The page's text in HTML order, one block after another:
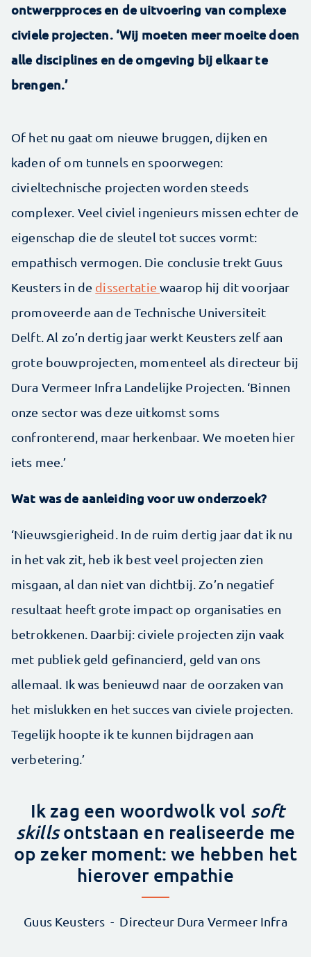
ontwerpproces en de uitvoering van complexe
civiele projecten. ‘Wij moeten meer moeite doen
alle disciplines en de omgeving bij elkaar te
brengen.’
Of het nu gaat om nieuwe bruggen, dijken en
kaden of om tunnels en spoorwegen:
civieltechnische projecten worden steeds
complexer. Veel civiel ingenieurs missen echter de
eigenschap die de sleutel tot succes vormt:
empathisch vermogen. Die conclusie trekt Guus
Keusters in de dissertatiewaarop hij dit voorjaar
promoveerde aan de Technische Universiteit
Delft. Al zo’n dertig jaar werkt Keusters zelf aan
grote bouwprojecten, momenteel als directeur bij
Dura Vermeer Infra Landelijke Projecten. ‘Binnen
onze sector was deze uitkomst soms
confronterend, maar herkenbaar. We moeten hier
iets mee.’
Wat was de aanleiding voor uw onderzoek?
‘Nieuwsgierigheid. In de ruim dertig jaar dat ik nu
in het vak zit, heb ik best veel projecten zien
misgaan, al dan niet van dichtbij. Zo’n negatief
resultaat heeft grote impact op organisaties en
betrokkenen. Daarbij: civiele projecten zijn vaak
met publiek geld gefinancierd, geld van ons
allemaal. Ik was benieuwd naar de oorzaken van
het mislukken en het succes van civiele projecten.
Tegelijk hoopte ik te kunnen bijdragen aan
verbetering.’
Ik zag een woordwolk vol soft
skillsontstaan en realiseerde me
op zeker moment: we hebben het
hierover empathie
Guus Keusters Directeur Dura Vermeer Infra